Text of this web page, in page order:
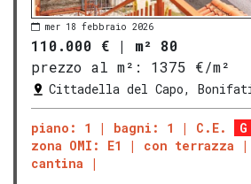
mer 18 febbraio 2026
110.000 € | m² 80
prezzo al m²:
1375 €/m²
Cittadella del Capo,
piano: 1 bagni: 1 C.E.
G
zona OMI: E1
con terrazza
cantina